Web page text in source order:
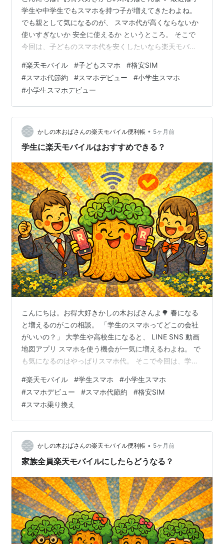
学生や中学生でもスマホを持つ子が増えてきたわよね。
でも親として気になるのが、 スマホ代が高くならないか
使いすぎないか 安全に使えるか というところ。 そこで
今回は、子どものスマホ代を安くしたいなら楽天モバイ
天モバイルは料金がとてもシンプル 楽天モバイルの
Rakuten最強プランは、使ったデータ量によって料金が
決まる仕組みなの。 3GBまで：1,078円 20GBまで：
2,178円 20GB以上：3,278円（データ使い放題） つま
り、 どれだけ使っても月3,278円が上限 という料金な
の…
#楽天モバイル #子どもスマホ #格安SIM
#スマホ代節約 #スマホデビュー #小学生スマホ
#小学生スマホデビュー
かしの木おばさんの楽天モバイル便利帳 • 5ヶ月前
学生に楽天モバイルはおすすめできる？
こんにちは。お得大好きかしの木おばさんよ🌳 春になる
と増えるのがこの相談。 「学生のスマホってどこの会社
がいいの？」 大学生や高校生になると、 LINE SNS 動画
地図アプリ スマホを使う機会が一気に増えるわよね。 で
も気になるのはやっぱりスマホ代。 そこで今回は、学生
説するわね。 楽天モバイルの料金はとてもシンプル 楽天
モバイルのRakuten最強プランは、使ったデータ量で料
金が決まる仕組みなの。 3GBまで：1,078円 20GBまで：
2,178円 20GB以上：3,278円（データ使い放題） つま
り、 どれだけ使っても月3,278円が…
#楽天モバイル #学生スマホ #小学生スマホ
#スマホデビュー #スマホ代節約 #格安SIM
#スマホ乗り換え
かしの木おばさんの楽天モバイル便利帳 • 5ヶ月前
家族全員楽天モバイルにしたらどうなる？